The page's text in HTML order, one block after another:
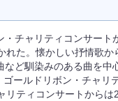
チャリティコンサート
れた。懐かしい抒情歌か
など馴染みのある曲を中
ールドリボン・チャリ
リティコンサートからは